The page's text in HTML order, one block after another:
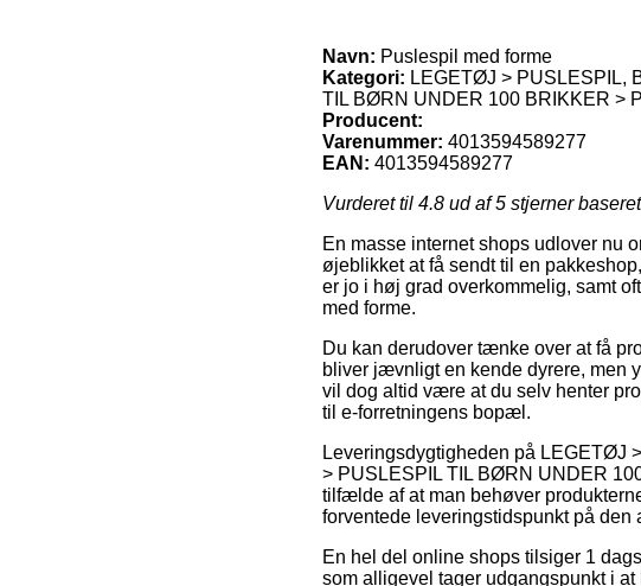
Navn: Puslespil med forme
Kategori: LEGETØJ > PUSLESPIL,
TIL BØRN UNDER 100 BRIKKER >
Producent:
Varenummer: 4013594589277
EAN: 4013594589277
Vurderet til 4.8 ud af 5 stjerner
En masse internet shops udlover nu
øjeblikket at få sendt til en
er jo i høj grad overkommelig, samt
med forme.
Du kan derudover tænke over at få
bliver jævnligt en kende dyrere, men
vil dog altid være at du selv henter
til e-forretningens bopæl.
Leveringsdygtigheden på LEGETØJ
> PUSLESPIL TIL BØRN UNDER
tilfælde af at man behøver
forventede leveringstidspunkt på den
En hel del online shops tilsiger 1
som alligevel tager udgangspunkt i